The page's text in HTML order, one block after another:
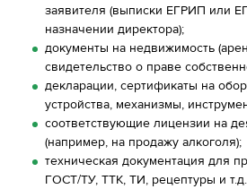
заявителя (выписки ЕГРИП или
назначении директора);
документы на недвижимость
свидетельство о праве
декларации, сертификаты на
устройства, механизмы,
соответствующие лицензии на
(например, на продажу алкоголя);
техническая документация для
ГОСТ/ТУ, ТТК, ТИ, рецептуры и